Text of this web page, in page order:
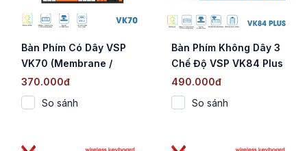
Bàn Phím Có Dây VSP
VK70 (Membrane /
Full-size 105 Phím /
Cáp Type-C Rời / LED
Rainbow)
370.000đ
So sánh
Bàn Phím Không Dây 3
Chế Độ VSP VK84 Plus
(Membrane / 84 Phím /
Màn hình OLED / RGB)
490.000đ
So sánh